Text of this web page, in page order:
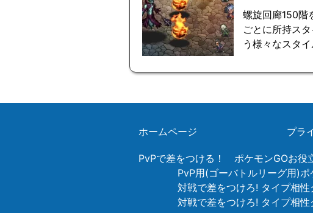
螺旋回廊150階
ごとに所持ス
う様々なスタ
ホームページ プラ
PvPで差をつける！ ポケモンGOお役
PvP用(ゴーバトルリーグ用)
対戦で差をつけろ! タイプ相
対戦で差をつけろ! タイプ相